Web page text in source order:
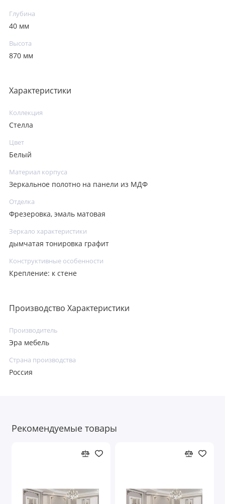
Глубина
40 мм
Высота
870 мм
Характеристики
Коллекция
Стелла
Цвет
Белый
Материал корпуса
Зеркальное полотно на панели из МДФ
Отделка
Фрезеровка, эмаль матовая
Зеркало характеристики
дымчатая тонировка графит
Конструктивные особенности
Крепление: к стене
Производство Характеристики
Производитель
Эра мебель
Страна производства
Россия
Рекомендуемые товары